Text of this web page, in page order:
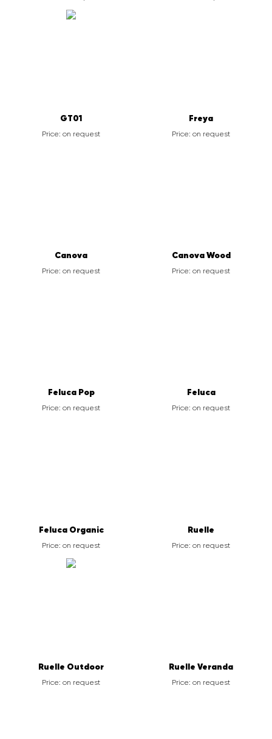
GT01
Price: on request
Freya
Price: on request
Canova
Price: on request
Canova Wood
Price: on request
Feluca Pop
Price: on request
Feluca
Price: on request
Feluca Organic
Price: on request
Ruelle
Price: on request
Ruelle Outdoor
Price: on request
Ruelle Veranda
Price: on request